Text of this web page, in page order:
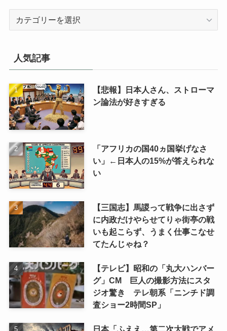
人気記事
【悲報】日本人さん、ストローマ
ン論法が好きすぎる
「アフリカの国40ヵ国挙げなさ
い」←日本人の15%が答えられな
い
【三国志】馬謖って戦争に出さず
に内政だけやらせてりゃ街亭の戦
いも起こらず、うまく仕事こなせ
てたんじゃね？
【テレビ】昭和の「丸大ハンバー
グ」CM 巨人の撮影方法にスタ
ジオ驚き テレ朝系「ニンチド調
査ショー2時間SP」
日本「ふええ…第二次大戦でアメ